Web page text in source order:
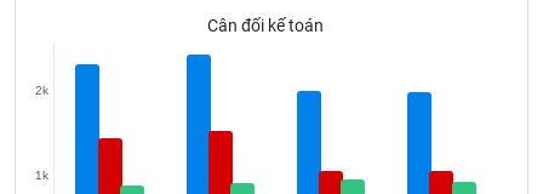
Cân đối kế toán
1k
2k
viết
(-)